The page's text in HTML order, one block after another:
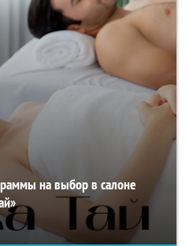
на выбор в салоне